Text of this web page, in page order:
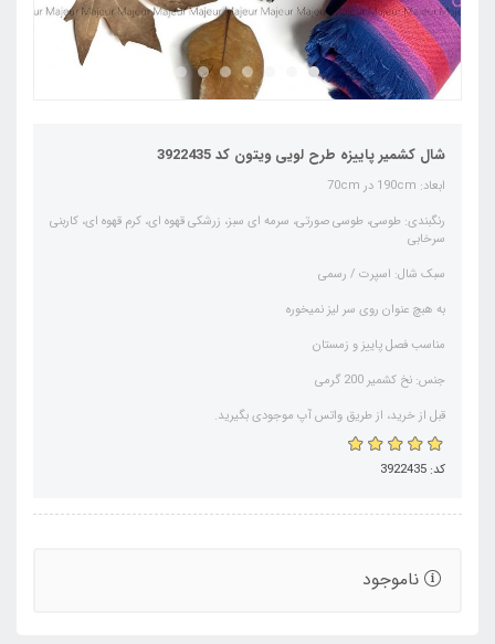
شال کشمیر پاییزه طرح لویی ویتون کد 3922435
ابعاد: 190cm در 70cm
رنگبندی: طوسی، طوسی صورتی، سرمه ای سبز، زرشکی قهوه ای، کرم قهوه ای، کاربنی
سرخابی
سبک شال: اسپرت / رسمی
به هبچ عنوان روی سر لیز نمیخوره
مناسب فصل پاییز و زمستان
جنس: نخ کشمیر 200 گرمی
قبل از خرید، از طریق واتس آپ موجودی بگیرید.
کد: 3922435
ناموجود